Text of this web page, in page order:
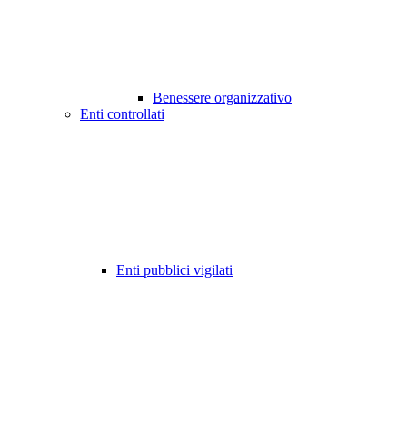
Benessere organizzativo
Enti controllati
Enti pubblici vigilati